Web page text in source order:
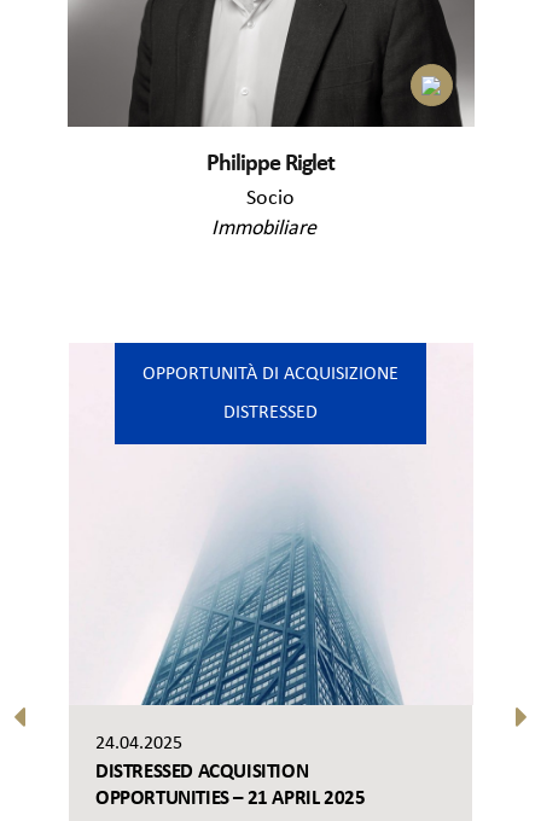
Philippe Riglet
Socio
Immobiliare
OPPORTUNITÀ DI ACQUISIZIONE
DISTRESSED
24.04.2025
DISTRESSED ACQUISITION
OPPORTUNITIES – 21 APRIL 2025